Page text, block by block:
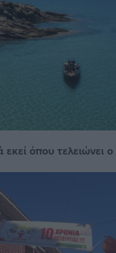
εκεί όπου τελειώνει